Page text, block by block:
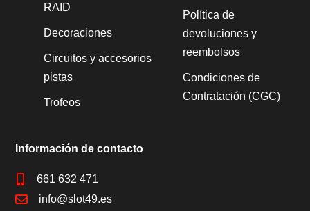
RAID
Decoraciones
Circuitos y accesorios
pistas
Trofeos
Política de
devoluciones y
reembolsos
Condiciones de
Contratación (CGC)
Información de contacto
 661 632 471
 info@slot49.es